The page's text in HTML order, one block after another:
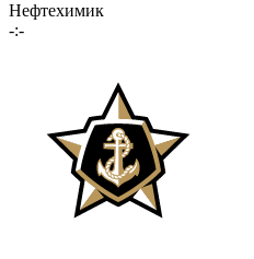
Нефтехимик
-:-